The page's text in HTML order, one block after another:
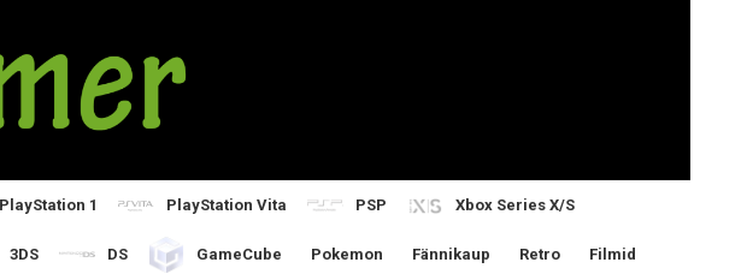
PlayStation 1 PlayStation Vita PSP Xbox Series X/S
3DS DS GameCube Pokemon Fännikaup Retro Filmid